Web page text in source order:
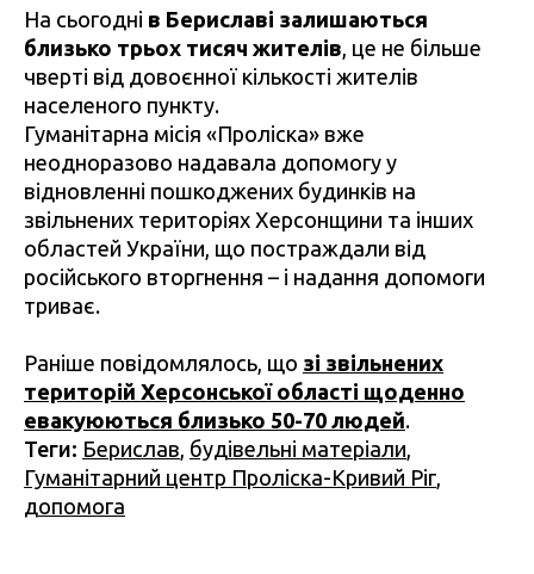
На сьогодні в Бериславі залишаються
близько трьох тисяч жителів , це не більше
чверті від довоєнної кількості жителів
населеного пункту.
Гуманітарна місія «Проліска» вже
неодноразово надавала допомогу у
відновленні пошкоджених будинків на
звільнених територіях Херсонщини та інших
областей України, що постраждали від
російського вторгнення – і надання допомоги
триває.
Раніше повідомлялось, що зі звільнених
територій Херсонської області щоденно
евакуюються близько 50-70 людей.
Теги: Берислав будівельні матеріали
Гуманітарний центр Проліска-Кривий Ріг
допомога